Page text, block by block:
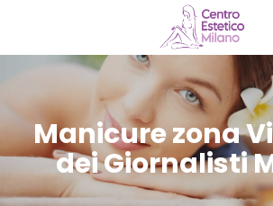
Manicure zona
dei Giornalisti